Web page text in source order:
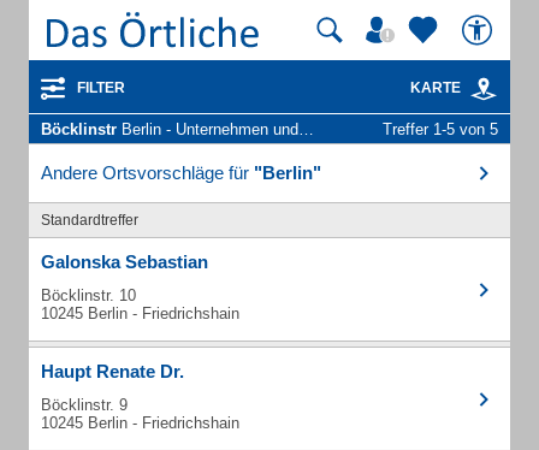
FILTER KARTE
Böcklinstr Berlin - Unternehmen und Personen Treffer 1-5 von 5
Andere Ortsvorschläge für "Berlin"
Standardtreffer
Galonska Sebastian
Böcklinstr. 10
10245 Berlin - Friedrichshain
Haupt Renate Dr.
Böcklinstr. 9
10245 Berlin - Friedrichshain